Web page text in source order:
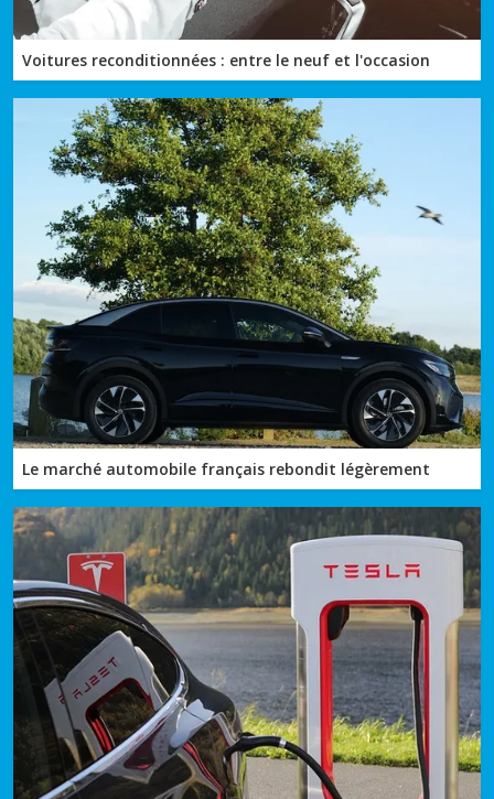
Voitures reconditionnées : entre le neuf et l'occasion
Le marché automobile français rebondit légèrement